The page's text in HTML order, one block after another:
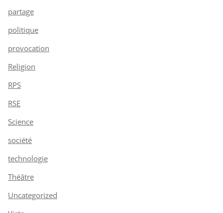
partage
politique
provocation
Religion
RPS
RSE
Science
société
technologie
Théâtre
Uncategorized